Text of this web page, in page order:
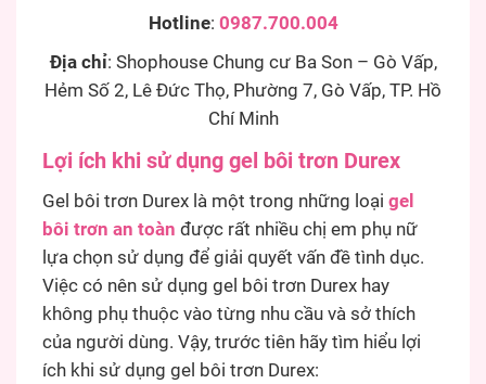
Hotline: 0987.700.004
Địa chỉ: Shophouse Chung cư Ba Son – Gò Vấp,
Hẻm Số 2, Lê Đức Thọ, Phường 7, Gò Vấp, TP. Hồ
Chí Minh
Lợi ích khi sử dụng gel bôi trơn Durex
Gel bôi trơn Durex là một trong những loại gel
bôi trơn an toàn được rất nhiều chị em phụ nữ
lựa chọn sử dụng để giải quyết vấn đề tình dục.
Việc có nên sử dụng gel bôi trơn Durex hay
không phụ thuộc vào từng nhu cầu và sở thích
của người dùng. Vậy, trước tiên hãy tìm hiểu lợi
ích khi sử dụng gel bôi trơn Durex: